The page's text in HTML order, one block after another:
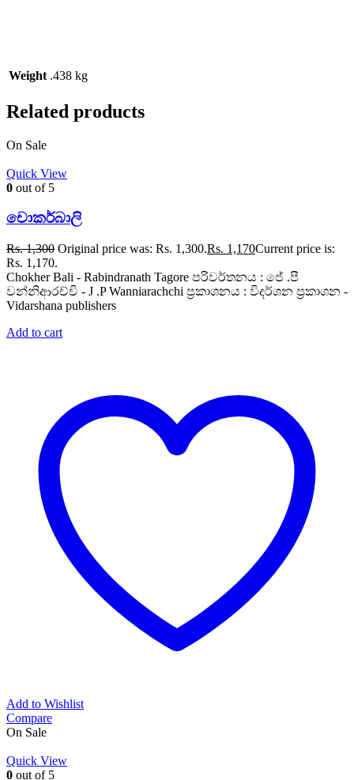
Weight .438 kg
Related products
On Sale
Quick View
0 out of 5
චොකර්බාලි
Rs.1,300 Original price was: Rs. 1,300.Rs. 1,170Current price is:
Rs. 1,170.
Chokher Bali - Rabindranath Tagore පරිවර්තනය : ජේ .පී
වන්නිආරච්චි - J .P Wanniarachchi ප්‍රකාශනය : විදර්ශන ප්‍රකාශන -
Vidarshana publishers
Add to cart
Add to Wishlist
Compare
On Sale
Quick View
0 out of 5